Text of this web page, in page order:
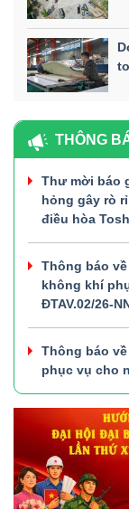
THÔNG
Thư mời báo
hỏng gây rò
điều hòa
Thông báo
không khí
ĐTAV.02/26-
Thông báo
phục vụ cho